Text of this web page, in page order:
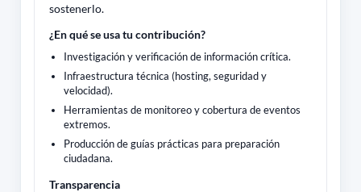
sostenerlo.
¿En qué se usa tu contribución?
Investigación y verificación de información crítica.
Infraestructura técnica (hosting, seguridad y
velocidad).
Herramientas de monitoreo y cobertura de eventos
extremos.
Producción de guías prácticas para preparación
ciudadana.
Transparencia